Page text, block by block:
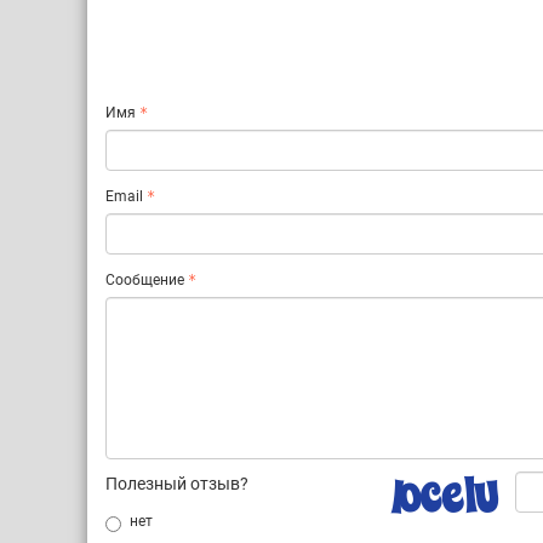
Имя
Email
Сообщение
Полезный отзыв?
нет